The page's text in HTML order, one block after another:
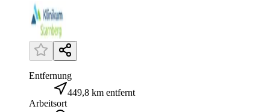
Entfernung
449,8 km entfernt
Arbeitsort